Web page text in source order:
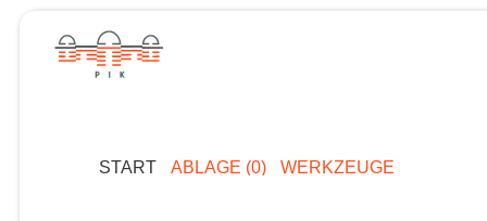
START ABLAGE (0) WERKZEUGE